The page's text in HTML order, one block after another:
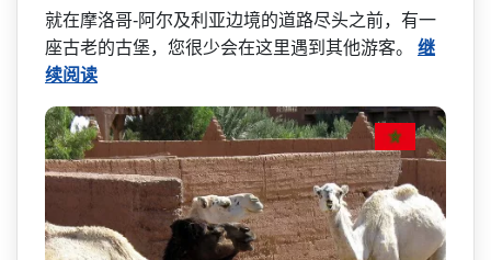
就在摩洛哥-阿尔及利亚边境的道路尽头之­前，有一
座古老的古堡，您很少会在这里遇到其他游客。 继
续阅读